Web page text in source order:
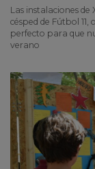
Las instalaciones
césped de Fútbol
perfecto para que
verano